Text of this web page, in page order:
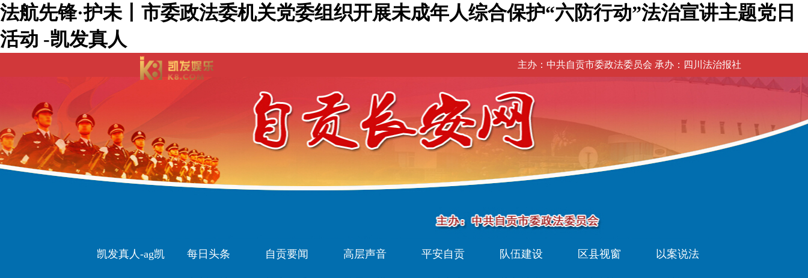
法航先锋·护未丨市委政法委机关党委组织开展未成年人综合保护“六防行动”法治宣讲主题党日
活动 -凯发真人
主办：中共自贡市委政法委员会 承办：四川法治报社
凯发真人-ag凯 每日头条 自贡要闻 高层声音 平安自贡 队伍建设 区县视窗 以案说法